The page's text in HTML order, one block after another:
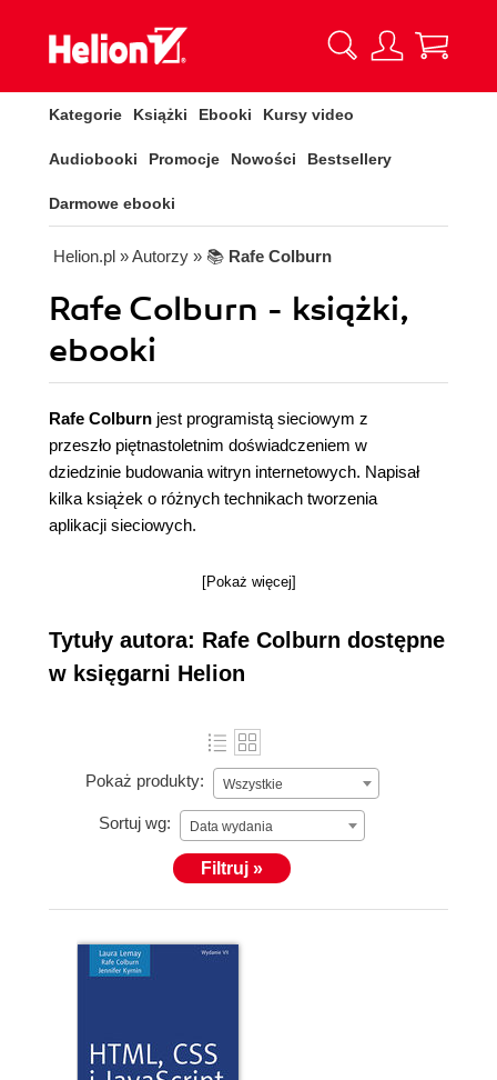
Kategorie Książki Ebooki Kursy video
Audiobooki Promocje Nowości Bestsellery
Darmowe ebooki
Helion.pl » Autorzy » 📚 Rafe Colburn
Rafe Colburn - książki,
ebooki
Rafe Colburn jest programistą sieciowym z
przeszło piętnastoletnim doświadczeniem w
dziedzinie budowania witryn internetowych. Napisał
kilka książek o różnych technikach tworzenia
aplikacji sieciowych.
[Pokaż więcej]
Tytuły autora: Rafe Colburn dostępne
w księgarni Helion
Pokaż produkty: Wszystkie
Sortuj wg: Data wydania
Filtruj »